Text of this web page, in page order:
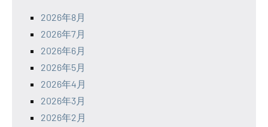
2026年8月
2026年7月
2026年6月
2026年5月
2026年4月
2026年3月
2026年2月